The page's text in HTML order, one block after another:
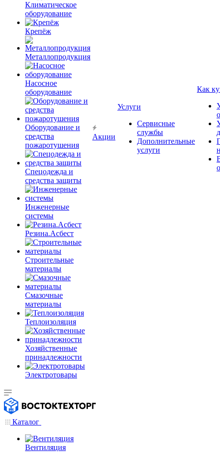
Климатическое
оборудование
Крепёж
Металлопродукция
Насосное
оборудование
Оборудование и
средства
пожаротушения
Спецодежда и
средства защиты
Инженерные
системы
Резина.Асбест
Строительные
материалы
Смазочные
материалы
Теплоизоляция
Хозяйственные
принадлежности
Электротовары
Акции
Услуги
Сервисные
службы
Дополнительные
услуги
Как
Каталог
Вентиляция